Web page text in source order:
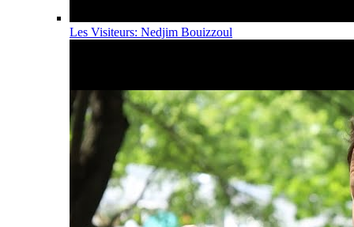
Les Visiteurs: Nedjim Bouizzoul